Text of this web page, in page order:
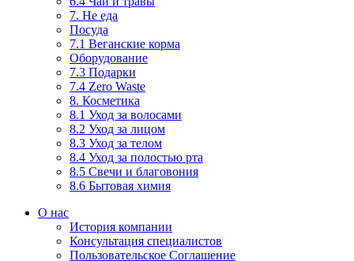
7. Не еда
Посуда
7.1 Веганские корма
Оборудование
7.3 Подарки
7.4 Zero Waste
8. Косметика
8.1 Уход за волосами
8.2 Уход за лицом
8.3 Уход за телом
8.4 Уход за полостью рта
8.5 Свечи и благовония
8.6 Бытовая химия
О нас
История компании
Консультация специалистов
Пользовательское Соглашение